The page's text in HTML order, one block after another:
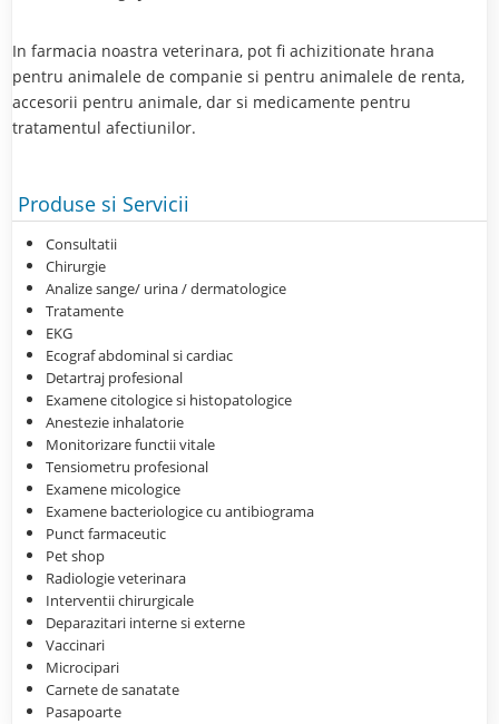
In farmacia noastra veterinara, pot fi achizitionate hrana
pentru animalele de companie si pentru animalele de renta,
accesorii pentru animale, dar si medicamente pentru
tratamentul afectiunilor.
Produse si Servicii
Consultatii
Chirurgie
Analize sange/ urina / dermatologice
Tratamente
EKG
Ecograf abdominal si cardiac
Detartraj profesional
Examene citologice si histopatologice
Anestezie inhalatorie
Monitorizare functii vitale
Tensiometru profesional
Examene micologice
Examene bacteriologice cu antibiograma
Punct farmaceutic
Pet shop
Radiologie veterinara
Interventii chirurgicale
Deparazitari interne si externe
Vaccinari
Microcipari
Carnete de sanatate
Pasapoarte